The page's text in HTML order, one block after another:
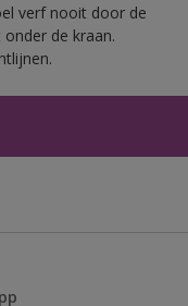
verf nooit door de
de kraan.